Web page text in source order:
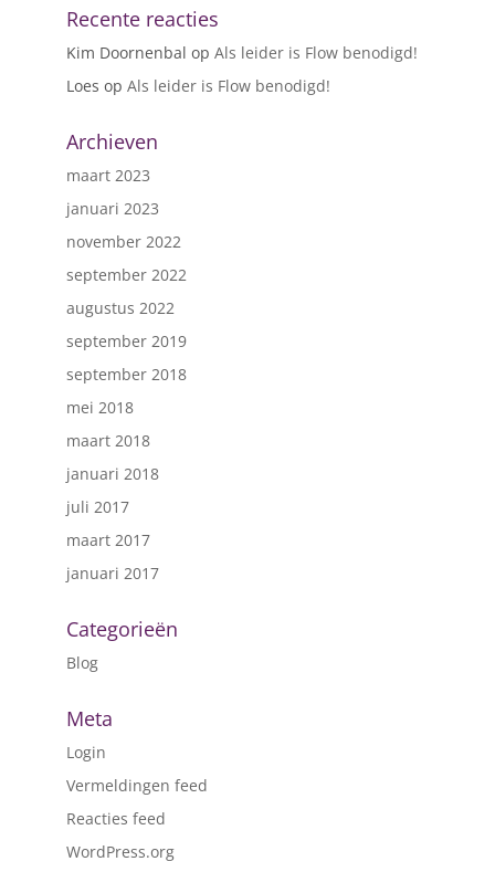
Recente reacties
Kim Doornenbal op Als leider is Flow benodigd!
Loes op Als leider is Flow benodigd!
Archieven
maart 2023
januari 2023
november 2022
september 2022
augustus 2022
september 2019
september 2018
mei 2018
maart 2018
januari 2018
juli 2017
maart 2017
januari 2017
Categorieën
Blog
Meta
Login
Vermeldingen feed
Reacties feed
WordPress.org